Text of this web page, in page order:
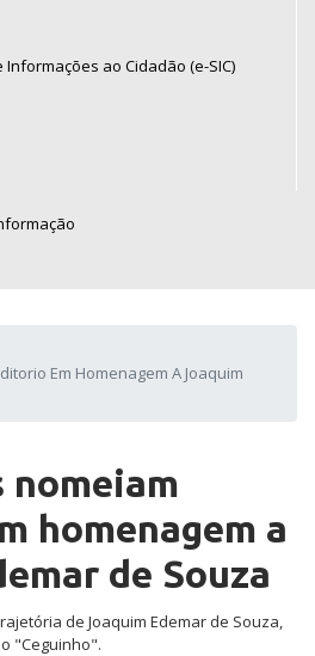
Informações ao Cidadão (e-SIC)
Em Homenagem A Joaquim
nomeiam
homenagem a
de Souza
de Joaquim Edemar de Souza,
"Ceguinho".